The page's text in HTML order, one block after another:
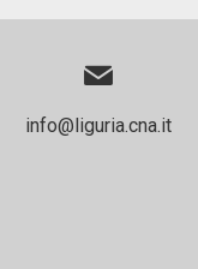
info@liguria.cna.it